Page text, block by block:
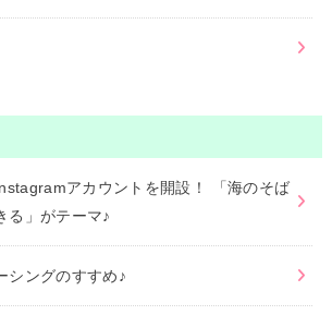
アカウントを開設！ 「海のそば
る」がテーマ♪
ングのすすめ♪